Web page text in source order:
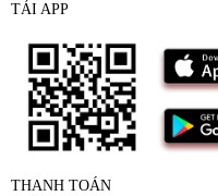
TẢI APP
THANH TOÁN